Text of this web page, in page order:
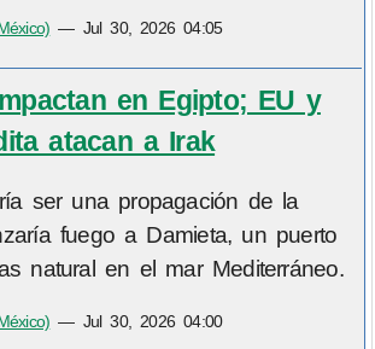
— Jul 30, 2026 04:05
en Egipto; EU y
atacan a Irak
ser una propagación de la
fuego a Damieta, un puerto
natural en el mar Mediterráneo.
— Jul 30, 2026 04:00